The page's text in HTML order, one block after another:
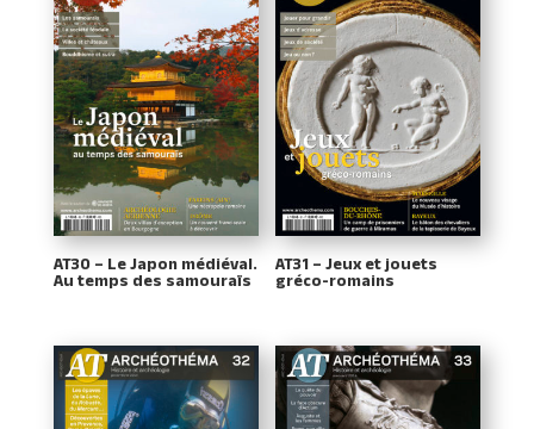
AT30 – Le Japon médiéval.
Au temps des samouraïs
AT31 – Jeux et jouets
gréco-romains